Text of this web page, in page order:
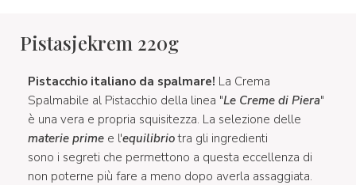
Pistasjekrem 220g
Pistacchio italiano da spalmare! La Crema
Spalmabile al Pistacchio della linea "Le Creme di Piera"
è una vera e propria squisitezza. La selezione delle
materie prime e l'equilibriotra gli ingredienti
sono i segreti che permettono a questa eccellenza di
non poterne più fare a meno dopo averla assaggiata.